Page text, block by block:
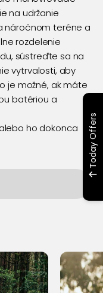
na udržanie
náročnom teréne a
rozdelenie
sústreďte sa na
vytrvalosti, aby
je možné, ak máte
batériou a
ho dokonca
Today Offers